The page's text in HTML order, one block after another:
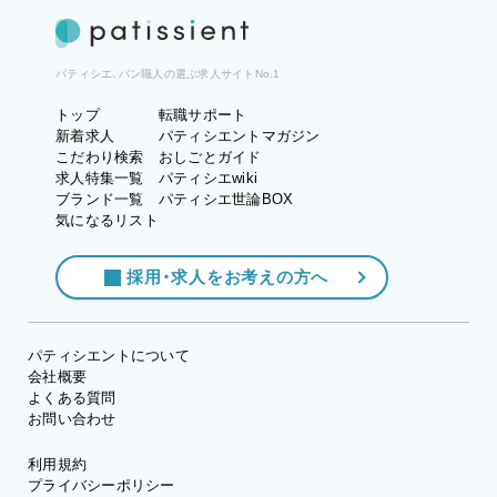
パティシエ、パン職人の選ぶ求人サイトNo.1
トップ
新着求人
こだわり検索
求人特集一覧
ブランド一覧
気になるリスト
転職サポート
パティシエントマガジン
おしごとガイド
パティシエwiki
パティシエ世論BOX
採用・求人をお考えの方へ
パティシエントについて
会社概要
よくある質問
お問い合わせ
利用規約
プライバシーポリシー